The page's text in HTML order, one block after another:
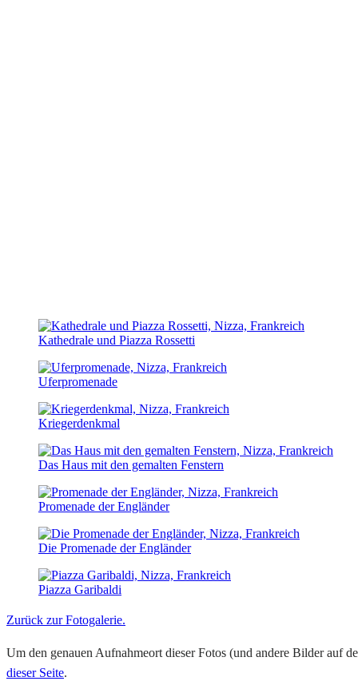
Kathedrale und Piazza Rossetti
Uferpromenade
Kriegerdenkmal
Das Haus mit den gemalten Fenstern
Promenade der Engländer
Die Promenade der Engländer
Piazza Garibaldi
Zurück zur Fotogalerie.
Um den genauen Aufnahmeort dieser Fotos (und andere Bilder auf
dieser Seite.